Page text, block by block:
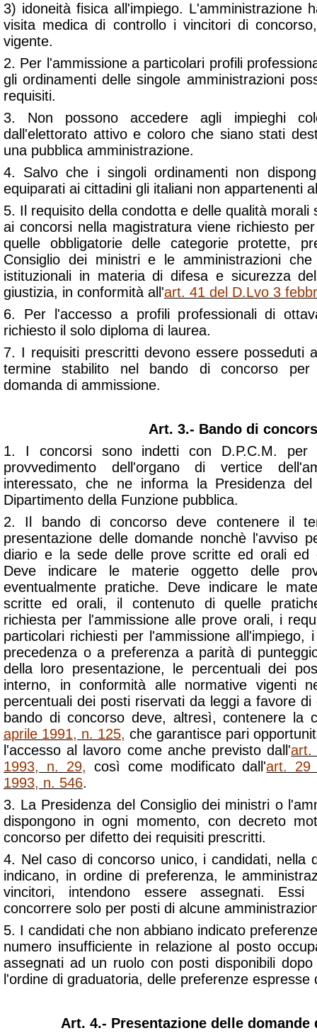
3) idoneità fisica all'impiego. L'amministrazione
visita medica di controllo i vincitori di
vigente.
2. Per l'ammissione a particolari profili
gli ordinamenti delle singole amministrazioni
requisiti.
3. Non possono accedere agli impieghi
dall'elettorato attivo e coloro che siano stati
una pubblica amministrazione.
4. Salvo che i singoli ordinamenti non
equiparati ai cittadini gli italiani non appartenenti
5. Il requisito della condotta e delle qualità morali
ai concorsi nella magistratura viene richiesto
quelle obbligatorie delle categorie protette,
Consiglio dei ministri e le amministrazioni che
istituzionali in materia di difesa e sicurezza
giustizia, in conformità all'art. 41 del D.Lvo 3
6. Per l'accesso a profili professionali di
richiesto il solo diploma di laurea.
7. I requisiti prescritti devono essere posseduti
termine stabilito nel bando di concorso per
domanda di ammissione.
Art. 3.- Bando di
1. I concorsi sono indetti con D.P.C.M.
provvedimento dell'organo di vertice
interessato, che ne informa la Presidenza
Dipartimento della Funzione pubblica.
2. Il bando di concorso deve contenere il
presentazione delle domande nonchè l'avviso
diario e la sede delle prove scritte ed orali ed
Deve indicare le materie oggetto delle
eventualmente pratiche. Deve indicare le
scritte ed orali, il contenuto di quelle
richiesta per l'ammissione alle prove orali, i
particolari richiesti per l'ammissione all'impiego,
precedenza o a preferenza a parità di
della loro presentazione, le percentuali dei
interno, in conformità alle normative vigenti
percentuali dei posti riservati da leggi a favore
bando di concorso deve, altresì, contenere la
aprile 1991, n. 125, che garantisce pari
l'accesso al lavoro come anche previsto dall'art.
1993, n. 29, così come modificato dall'art. 29
1993, n. 546.
3. La Presidenza del Consiglio dei ministri o
dispongono in ogni momento, con decreto
concorso per difetto dei requisiti prescritti.
4. Nel caso di concorso unico, i candidati, nella
indicano, in ordine di preferenza, le
vincitori, intendono essere assegnati. Essi
concorrere solo per posti di alcune
5. I candidati che non abbiano indicato
numero insufficiente in relazione al posto
assegnati ad un ruolo con posti disponibili
l'ordine di graduatoria, delle preferenze espresse
Art. 4.- Presentazione delle domande